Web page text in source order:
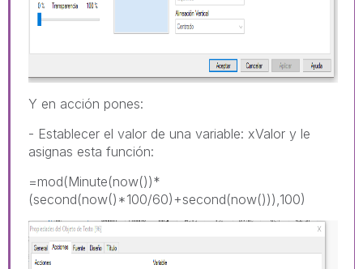
Y en acción pones:
- Establecer el valor de una variable: xValor y le
asignas esta función:
=mod(Minute(now())*
(second(now()*100/60)+second(now())),100)